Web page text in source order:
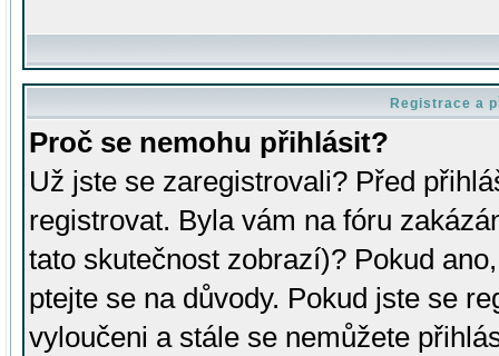
Registrace a
Proč se nemohu přihlásit?
Už jste se zaregistrovali? Před
registrovat. Byla vám na fóru
tato skutečnost zobrazí)? Pokud
ptejte se na důvody. Pokud jste se
vyloučeni a stále se nemůžete